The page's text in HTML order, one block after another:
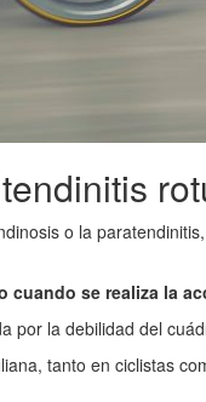
o la
cuando se realiza la
por la debilidad del
tanto en ciclistas